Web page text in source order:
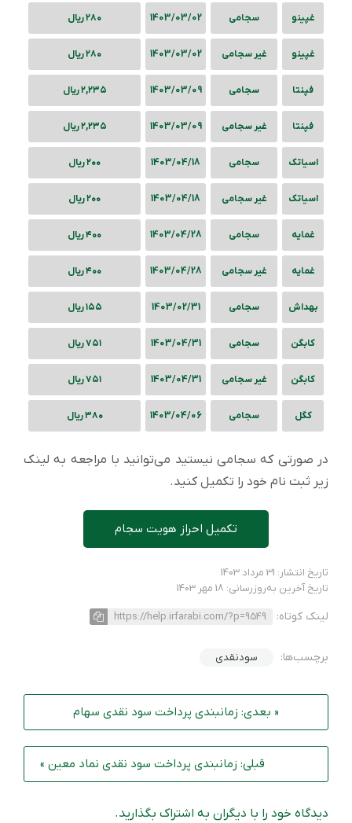
غپینو سجامی 1403/03/02 ۲۸۰ ریال
غپینو غیر سجامی 1403/03/02 ۲۸۰ ریال
فپنتا سجامی 1403/03/09 ۲,۲۳۵ ریال
فپنتا غیر سجامی 1403/03/09 ۲,۲۳۵ ریال
اسیاتک سجامی 1403/04/18 ۲۰۰ ریال
اسیاتک غیر سجامی 1403/04/18 ۲۰۰ ریال
غمایه سجامی 1403/04/28 ۴۰۰ ریال
غمایه غیر سجامی 1403/04/28 ۴۰۰ ریال
بهداش سجامی 1403/02/31 ۱۵۵ ریال
کابگن سجامی 1403/04/31 ۷۵۱ ریال
کابگن غیر سجامی 1403/04/31 ۷۵۱ ریال
کگل سجامی 1403/04/06 ۳۸۰ ریال
در صورتی که سجامی نیستید می‌توانید با مراجعه به لینک
زیر ثبت نام خود را تکمیل کنید.
تکمیل احراز هویت سجام
تاریخ انتشار: 31 مرداد 1403
تاریخ آخرین به‌روزرسانی: 18 مهر 1403
لینک کوتاه: https://help.irfarabi.com/?p=9549
برچسب‌ها: سودنقدی
« بعدی: زمانبندی پرداخت سود نقدی سهام‌
قبلی: زمانبندی پرداخت سود نقدی نماد معین »
دیدگاه خود را با دیگران به اشتراک بگذارید.